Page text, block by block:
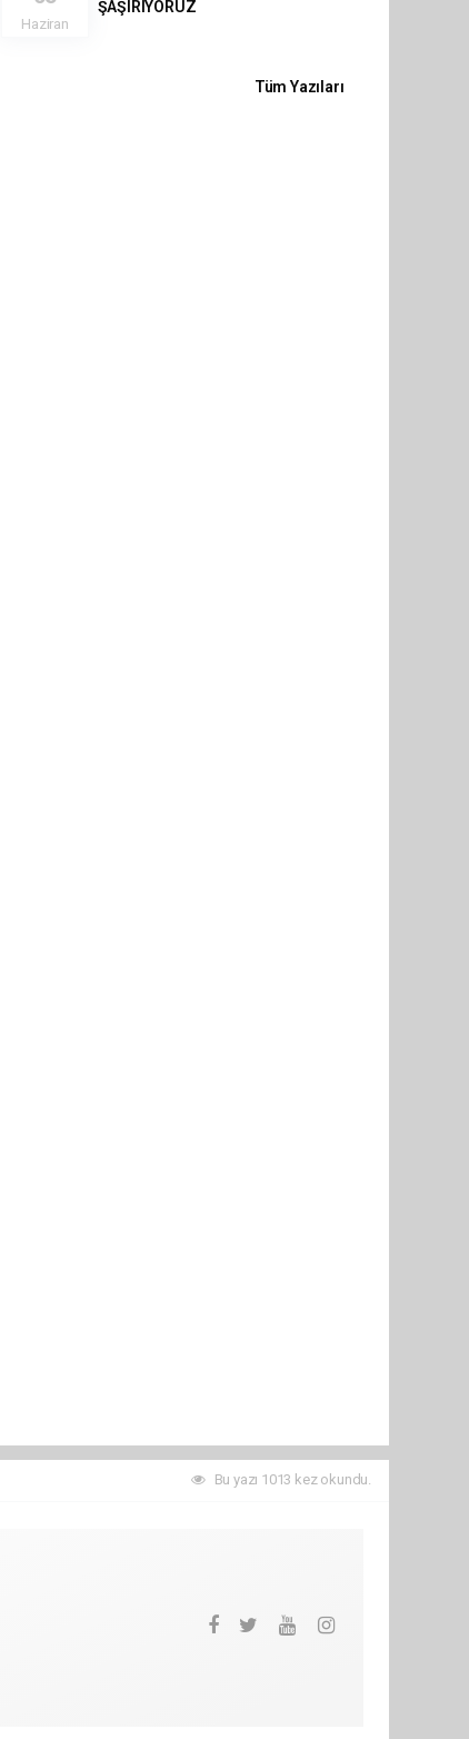
Haziran
ŞAŞIRIYORUZ
Tüm Yazıları
Bu yazı 1013 kez okundu.